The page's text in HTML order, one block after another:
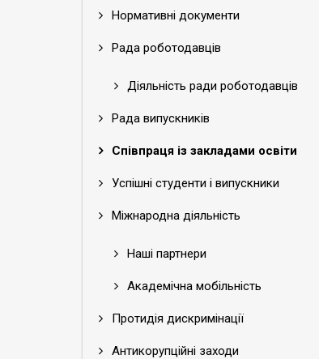
Нормативні документи
Рада роботодавців
Діяльність ради роботодавців
Рада випускників
Співпраця із закладами освіти
Успішні студенти і випускники
Міжнародна діяльність
Наші партнери
Академічна мобільність
Протидія дискримінації
Антикорупційні заходи